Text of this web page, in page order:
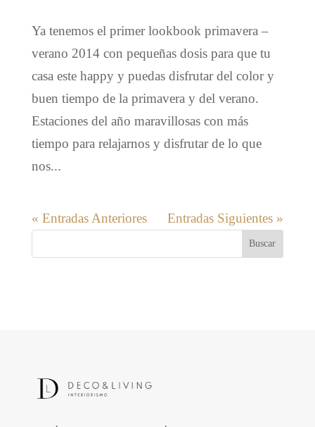
Ya tenemos el primer lookbook primavera –
verano 2014 con pequeñas dosis para que tu
casa este happy y puedas disfrutar del color y
buen tiempo de la primavera y del verano.
Estaciones del año maravillosas con más
tiempo para relajarnos y disfrutar de lo que
nos...
« Entradas Anteriores Entradas Siguientes »